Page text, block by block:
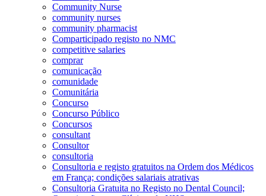
Community Nurse
community nurses
community pharmacist
Comparticipado registo no NMC
competitive salaries
comprar
comunicação
comunidade
Comunitária
Concurso
Concurso Público
Concursos
consultant
Consultor
consultoria
Consultoria e registo gratuitos na Ordem dos Médicos
em França; condições salariais atrativas
Consultoria Gratuita no Registo no Dental Council;